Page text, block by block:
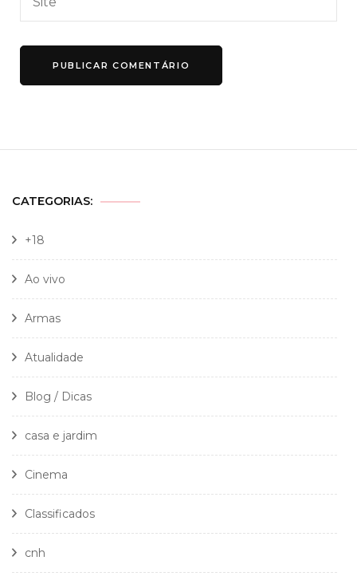
CATEGORIAS:
+18
Ao vivo
Armas
Atualidade
Blog / Dicas
casa e jardim
Cinema
Classificados
cnh